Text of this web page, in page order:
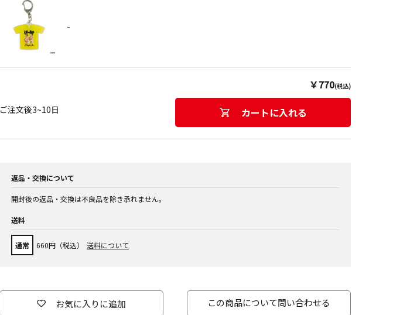
-
￥770(税込)
ご注文後3~10日 カートに入れる
返品・交換について
開封後の返品・交換は不良品を除き承れません。
送料
通常 660円（税込） 送料について
お気に入りに追加 この商品について問い合わせる